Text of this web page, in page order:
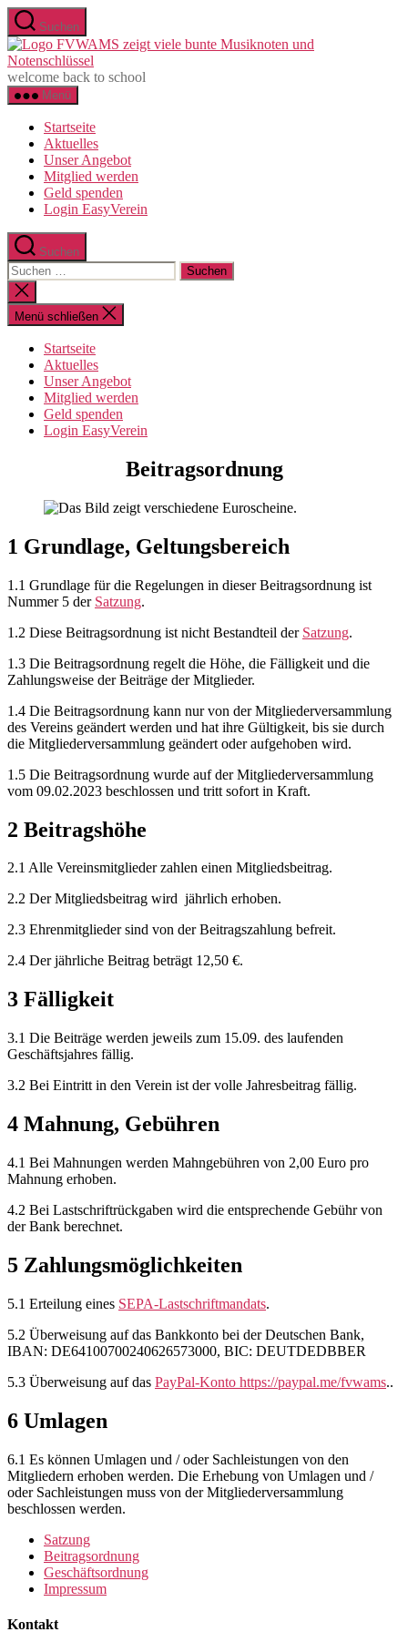
Zum
Inhalt
springen
Suchen
welcome back to school
Menü
Startseite
Aktuelles
Unser Angebot
Mitglied werden
Geld spenden
Login EasyVerein
Suchen
Suchen
nach:
Suche
schließen
Menü schließen
Startseite
Aktuelles
Unser Angebot
Mitglied werden
Geld spenden
Login EasyVerein
Beitragsordnung
1 Grundlage, Geltungsbereich
1.1 Grundlage für die Regelungen in dieser Beitragsordnung ist
Nummer 5 der Satzung.
1.2 Diese Beitragsordnung ist nicht Bestandteil der Satzung.
1.3 Die Beitragsordnung regelt die Höhe, die Fälligkeit und die
Zahlungsweise der Beiträge der Mitglieder.
1.4 Die Beitragsordnung kann nur von der Mitgliederversammlung
des Vereins geändert werden und hat ihre Gültigkeit, bis sie durch
die Mitgliederversammlung geändert oder aufgehoben wird.
1.5 Die Beitragsordnung wurde auf der Mitgliederversammlung
vom 09.02.2023 beschlossen und tritt sofort in Kraft.
2 Beitragshöhe
2.1 Alle Vereinsmitglieder zahlen einen Mitgliedsbeitrag.
2.2 Der Mitgliedsbeitrag wird jährlich erhoben.
2.3 Ehrenmitglieder sind von der Beitragszahlung befreit.
2.4 Der jährliche Beitrag beträgt 12,50 €.
3 Fälligkeit
3.1 Die Beiträge werden jeweils zum 15.09. des laufenden
Geschäftsjahres fällig.
3.2 Bei Eintritt in den Verein ist der volle Jahresbeitrag fällig.
4 Mahnung, Gebühren
4.1 Bei Mahnungen werden Mahngebühren von 2,00 Euro pro
Mahnung erhoben.
4.2 Bei Lastschriftrückgaben wird die entsprechende Gebühr von
der Bank berechnet.
5 Zahlungsmöglichkeiten
5.1 Erteilung eines SEPA-Lastschriftmandats.
5.2 Überweisung auf das Bankkonto bei der Deutschen Bank,
IBAN: DE64100700240626573000, BIC: DEUTDEDBBER
5.3 Überweisung auf das PayPal-Konto https://paypal.me/fvwams..
6 Umlagen
6.1 Es können Umlagen und / oder Sachleistungen von den
Mitgliedern erhoben werden. Die Erhebung von Umlagen und /
oder Sachleistungen muss von der Mitgliederversammlung
beschlossen werden.
Satzung
Beitragsordnung
Geschäftsordnung
Impressum
Kontakt